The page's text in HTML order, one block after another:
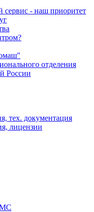
сервис - наш приоритет
отделения
России
тех. документация
лицензии